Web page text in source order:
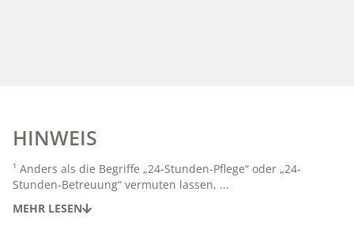
HINWEIS
¹ Anders als die Begriffe „24-Stunden-Pflege“ oder „24-
Stunden-Betreuung“ vermuten lassen, ...
MEHR LESEN